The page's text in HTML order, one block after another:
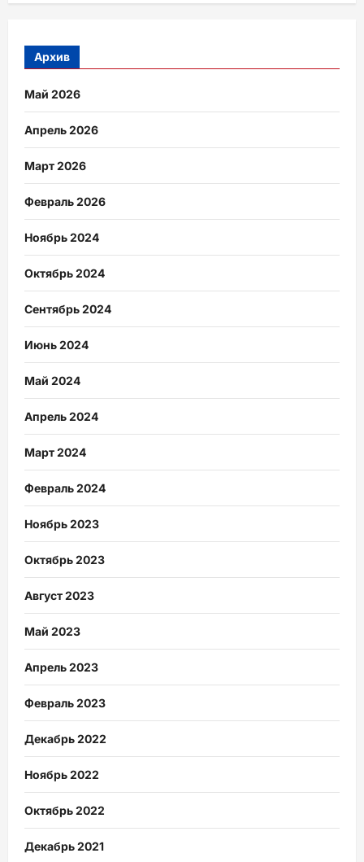
Архив
Май 2026
Апрель 2026
Март 2026
Февраль 2026
Ноябрь 2024
Октябрь 2024
Сентябрь 2024
Июнь 2024
Май 2024
Апрель 2024
Март 2024
Февраль 2024
Ноябрь 2023
Октябрь 2023
Август 2023
Май 2023
Апрель 2023
Февраль 2023
Декабрь 2022
Ноябрь 2022
Октябрь 2022
Декабрь 2021